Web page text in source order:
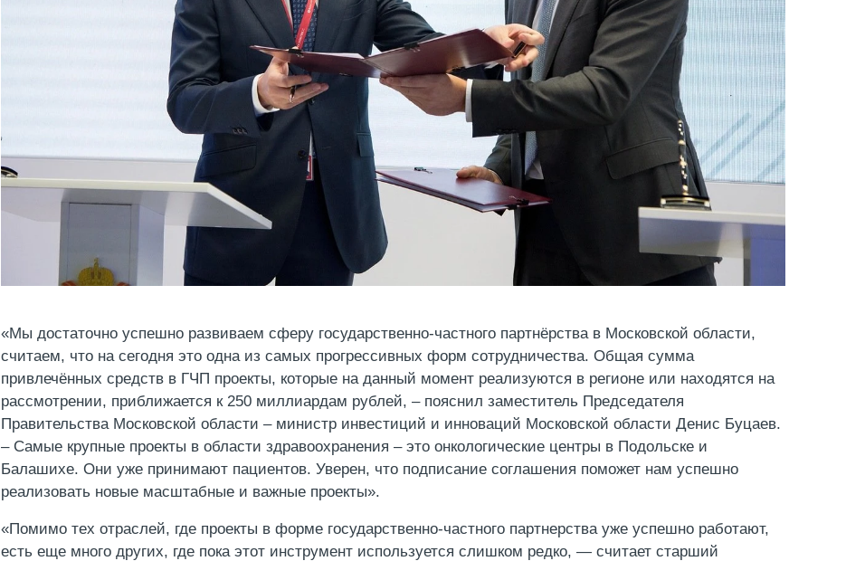
«Мы достаточно успешно развиваем сферу государственно-частного партнёрства в Московской области,
считаем, что на сегодня это одна из самых прогрессивных форм сотрудничества. Общая сумма
привлечённых средств в ГЧП проекты, которые на данный момент реализуются в регионе или находятся на
рассмотрении, приближается к 250 миллиардам рублей, – пояснил заместитель Председателя
Правительства Московской области – министр инвестиций и инноваций Московской области Денис Буцаев.
– Самые крупные проекты в области здравоохранения – это онкологические центры в Подольске и
Балашихе. Они уже принимают пациентов. Уверен, что подписание соглашения поможет нам успешно
реализовать новые масштабные и важные проекты».
«Помимо тех отраслей, где проекты в форме государственно-частного партнерства уже успешно работают,
есть еще много других, где пока этот инструмент используется слишком редко, — считает старший